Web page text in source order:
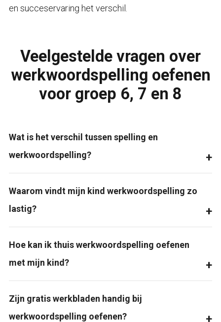
en succeservaring het verschil.
Veelgestelde vragen over
werkwoordspelling oefenen
voor groep 6, 7 en 8
Wat is het verschil tussen spelling en
werkwoordspelling?
Waarom vindt mijn kind werkwoordspelling zo
lastig?
Hoe kan ik thuis werkwoordspelling oefenen
met mijn kind?
Zijn gratis werkbladen handig bij
werkwoordspelling oefenen?